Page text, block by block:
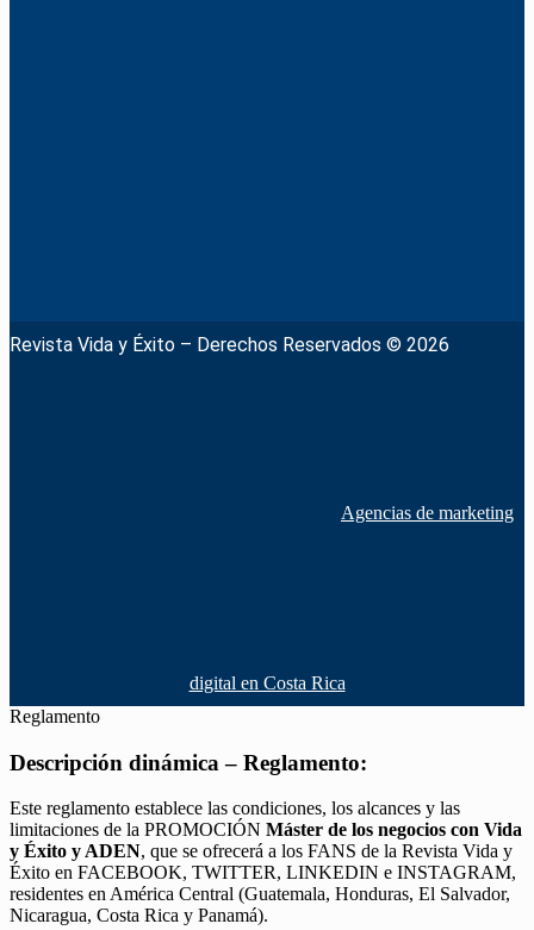
Revista Vida y Éxito – Derechos Reservados © 2026
Agencias de marketing
digital en Costa Rica
Reglamento
Descripción dinámica – Reglamento:
Este reglamento establece las condiciones, los alcances y las
limitaciones de la PROMOCIÓN Máster de los negocios con Vida
y Éxito y ADEN, que se ofrecerá a los FANS de la Revista Vida y
Éxito en FACEBOOK, TWITTER, LINKEDIN e INSTAGRAM,
residentes en América Central (Guatemala, Honduras, El Salvador,
Nicaragua, Costa Rica y Panamá).